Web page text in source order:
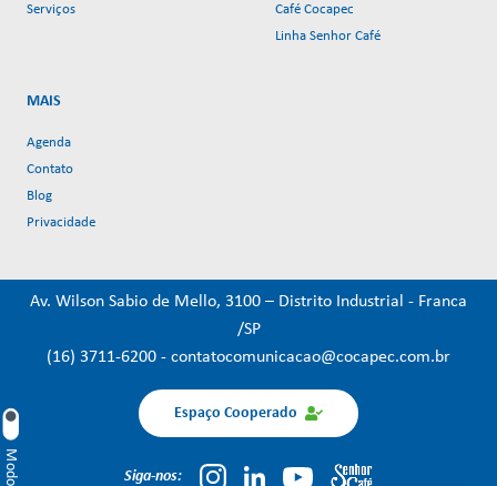
Serviços
Café Cocapec
Linha Senhor Café
MAIS
Agenda
Contato
Blog
Privacidade
Av. Wilson Sabio de Mello, 3100 – Distrito Industrial - Franca
/SP
(16) 3711-6200 - contatocomunicacao@cocapec.com.br
Espaço Cooperado
Siga-nos: